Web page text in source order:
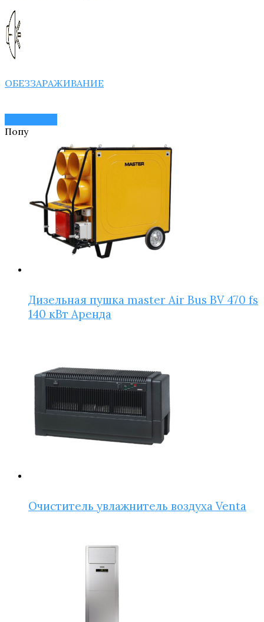
ОБЕЗЗАРАЖИВАНИЕ
Популярное!
Дизельная пушка master Air Bus BV 470 fs
140 кВт Аренда
Очиститель увлажнитель воздуха Venta